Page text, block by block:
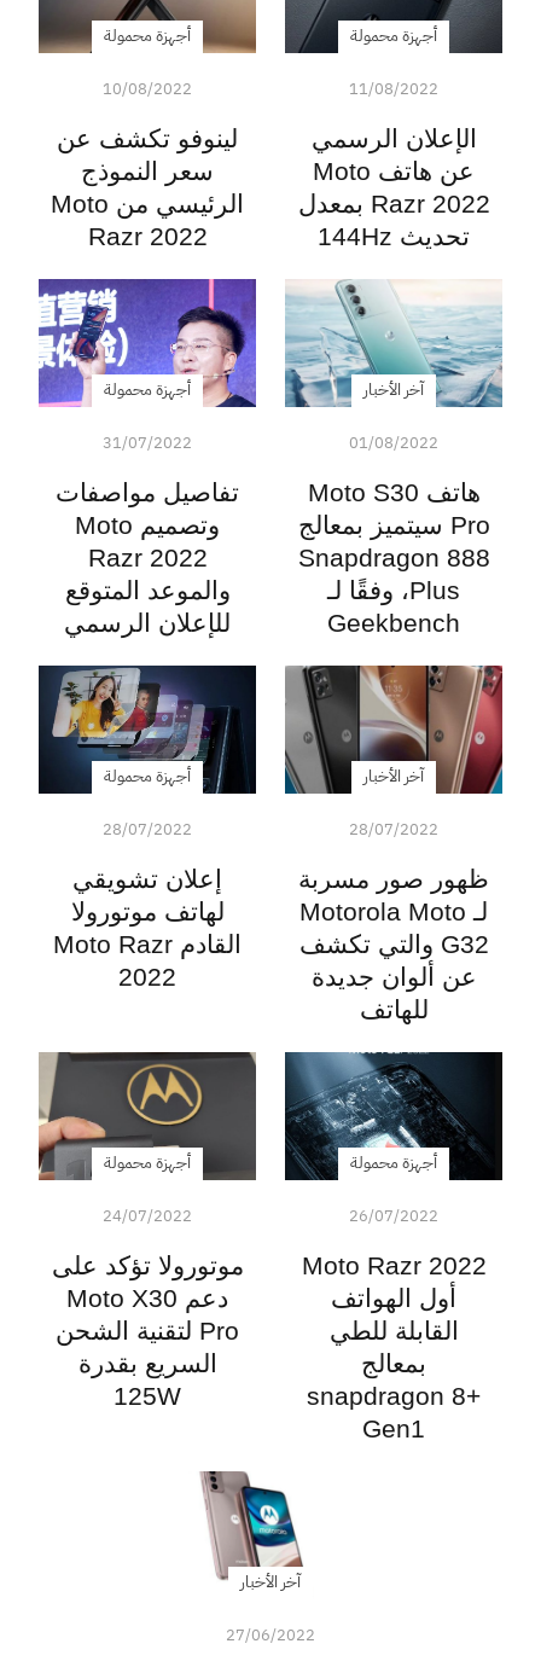
أجهزة محمولة
11/08/2022
الإعلان الرسمي
عن هاتف Moto
Razr 2022 بمعدل
تحديث 144Hz
أجهزة محمولة
10/08/2022
لينوفو تكشف عن
سعر النموذج
الرئيسي من Moto
Razr 2022
آخر الأخبار
01/08/2022
هاتف Moto S30
Pro سيتميز بمعالج
Snapdragon 888
Plus، وفقًا لـ
Geekbench
أجهزة محمولة
31/07/2022
تفاصيل مواصفات
وتصميم Moto
Razr 2022
والموعد المتوقع
للإعلان الرسمي
آخر الأخبار
28/07/2022
ظهور صور مسربة
لـ Motorola Moto
G32 والتي تكشف
عن ألوان جديدة
للهاتف
أجهزة محمولة
28/07/2022
إعلان تشويقي
لهاتف موتورولا
القادم Moto Razr
2022
أجهزة محمولة
26/07/2022
Moto Razr 2022
أول الهواتف
القابلة للطي
بمعالج
snapdragon 8+
Gen1
أجهزة محمولة
24/07/2022
موتورولا تؤكد على
دعم Moto X30
Pro لتقنية الشحن
السريع بقدرة
125W
آخر الأخبار
27/06/2022